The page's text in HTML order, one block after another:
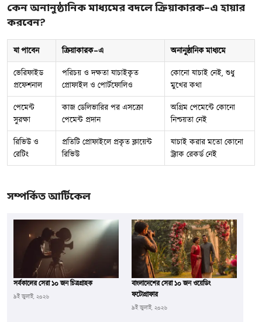
কেন অনানুষ্ঠানিক মাধ্যমের বদলে ক্রিয়াকারক-এ হায়ার
করবেন?
যা পাবেন ক্রিয়াকারক-এ অনানুষ্ঠানিক মাধ্যমে
ভেরিফাইড
প্রফেশনাল
পরিচয় ও দক্ষতা যাচাইকৃত
প্রোফাইল ও পোর্টফোলিও
কোনো যাচাই নেই, শুধু
মুখের কথা
পেমেন্ট
সুরক্ষা
কাজ ডেলিভারির পর এসক্রো
পেমেন্ট প্রদান
অগ্রিম পেমেন্টে কোনো
নিশ্চয়তা নেই
রিভিউ ও
রেটিং
প্রতিটি প্রোফাইলে প্রকৃত ক্লায়েন্ট
রিভিউ
যাচাই করার মতো কোনো
ট্র্যাক রেকর্ড নেই
সম্পর্কিত আর্টিকেল
সর্বকালের সেরা ১০ জন চিত্রগ্রাহক
৯ই জুলাই, ২০২৬
বাংলাদেশের সেরা ১০ জন ওয়েডিং
ফটোগ্রাফার
৯ই জুলাই, ২০২৬